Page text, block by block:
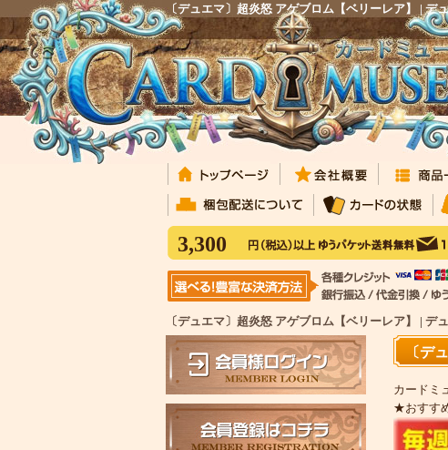
〔デュエマ〕超炎怒 アゲブロム【ベリーレア】 | デ
3,300
〔デュエマ〕超炎怒 アゲブロム【ベリーレア】 | デ
〔デ
カードミ
★おすす